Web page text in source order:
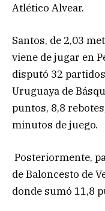
Atlético Alvear.
Santos, de 2,03
viene de jugar en
disputó 32
Uruguaya de
puntos, 8,8
minutos de juego.
Posteriormente,
de Baloncesto de
donde sumó 11,8